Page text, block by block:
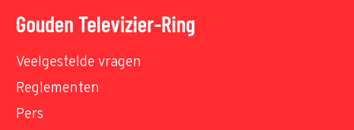
Gouden Televizier-Ring
Veelgestelde vragen
Reglementen
Pers